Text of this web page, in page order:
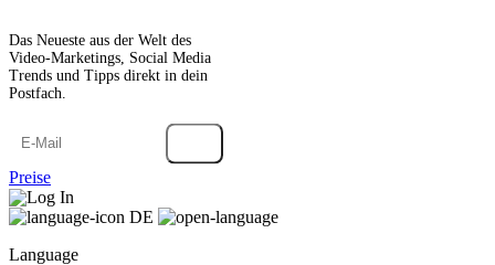
Das Neueste aus der Welt des
Video-Marketings, Social Media
Trends und Tipps direkt in dein
Postfach.
Preise
Log In
DE
Language